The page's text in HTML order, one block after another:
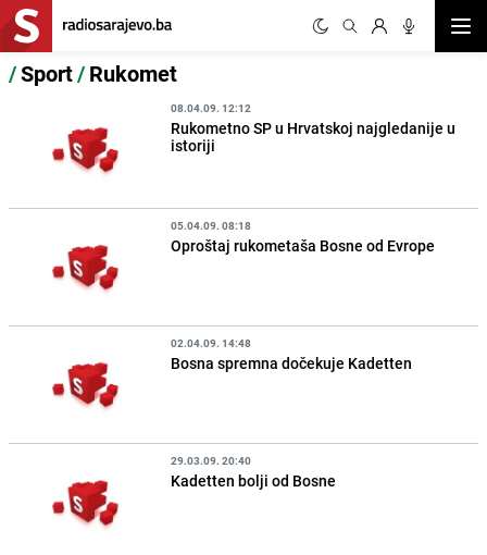
/Sport/Rukomet
08.04.09. 12:12
Rukometno SP u Hrvatskoj najgledanije u
istoriji
05.04.09. 08:18
Oproštaj rukometaša Bosne od Evrope
02.04.09. 14:48
Bosna spremna dočekuje Kadetten
29.03.09. 20:40
Kadetten bolji od Bosne